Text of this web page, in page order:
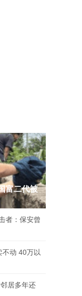
富二代被
者：保安曾
不动 40万以
居多年还